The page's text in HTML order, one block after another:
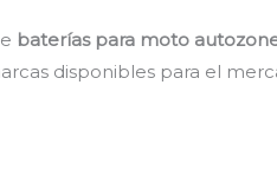
baterías para moto
disponibles para el